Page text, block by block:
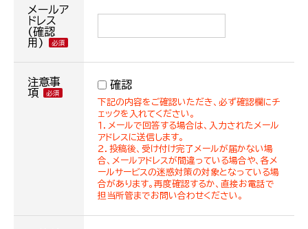
メールア
ドレス
(確認
用)
注意事
項
確認
下記の内容をご確認いただき、必ず確認欄にチ
ェックを入れてください。
１．メールで回答する場合は、入力されたメール
アドレスに送信します。
２．投稿後、受け付け完了メールが届かない場
合、メールアドレスが間違っている場合や、各メ
ールサービスの迷惑対策の対象となっている場
合があります。再度確認するか、直接お電話で
担当所管までお問い合わせください。